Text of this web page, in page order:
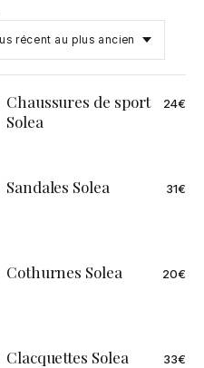
Chaussures de sport
Solea
24€
Sandales Solea 31€
ÉDITION LIMITÉE
Cothurnes Solea 20€
Clacquettes Solea 33€